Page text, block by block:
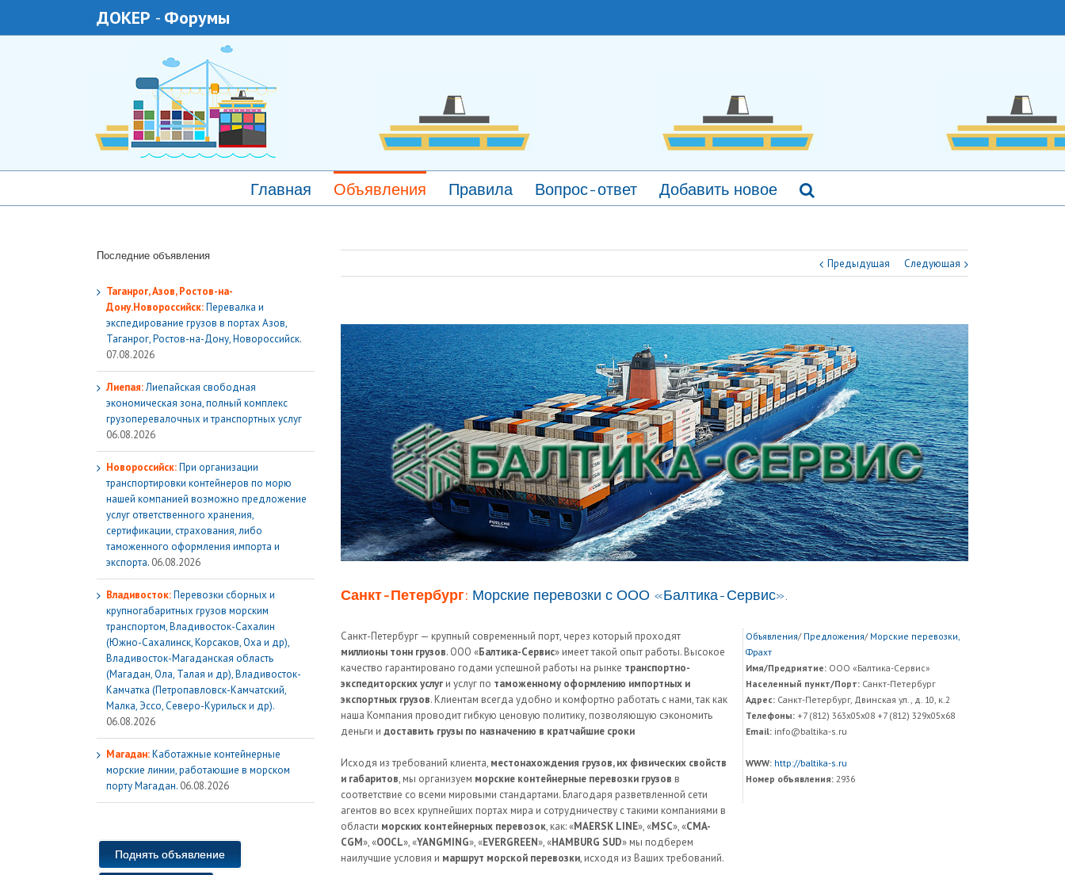
ДОКЕР - Форумы
Главная Объявления Правила Вопрос-ответ Добавить новое
Предыдущая Следующая
Санкт-Петербург: Морские перевозки с ООО «Балтика-Сервис».
Санкт-Петербург — крупный современный порт, через который проходят
миллионы тонн грузов. ООО «Балтика-Сервис» имеет такой опыт работы. Высокое
качество гарантировано годами успешной работы на рынке транспортно-
экспедиторских услуг и услуг по таможенному оформлению импортных и
экспортных грузов. Клиентам всегда удобно и комфортно работать с нами, так как
наша Компания проводит гибкую ценовую политику, позволяющую сэкономить
деньги и доставить грузы по назначению в кратчайшие сроки
Исходя из требований клиента, местонахождения грузов, их физических свойств
и габаритов, мы организуем морские контейнерные перевозки грузов в
соответствие со всеми мировыми стандартами. Благодаря разветвленной сети
агентов во всех крупнейших портах мира и сотрудничеству с такими компаниями в
области морских контейнерных перевозок, как: «MAERSK LINE», «MSC», «CMA-
CGM», «OOCL», «YANGMING», «EVERGREEN», «HAMBURG SUD» мы подберем
наилучшие условия и маршрут морской перевозки, исходя из Ваших требований.
Объявления/ Предложения/ Морские перевозки,
Фрахт
Имя/Предриятие: ООО «Балтика-Сервис»
Населенный пункт/Порт: Санкт-Петербург
Адрес: Санкт-Петербург, Двинская ул., д. 10, к.2
Телефоны: +7 (812) 363x05x08 +7 (812) 329x05x68
Email: info@baltika-s.ru
WWW: http://baltika-s.ru
Номер объявления: 2936
Последние объявления
Таганрог, Азов, Ростов-на-
Дону.Новороссийск:Перевалка и
экспедирование грузов в портах Азов,
Таганрог, Ростов-на-Дону, Новороссийск.
07.08.2026
Лиепая:Лиепайская свободная
экономическая зона, полный комплекс
грузoперевалочных и транспортных услуг
06.08.2026
Новороссийск:При организации
транспортировки контейнеров по морю
нашей компанией возможно предложение
услуг ответственного хранения,
сертификации, страхования, либо
таможенного оформления импорта и
экспорта. 06.08.2026
Владивосток:Перевозки сборных и
крупногабаритных грузов морским
транспортом, Владивосток-Сахалин
(Южно-Сахалинск, Корсаков, Оха и др),
Владивосток-Магаданская область
(Магадан, Ола, Талая и др), Владивосток-
Камчатка (Петропавловск-Камчатский,
Малка, Эссо, Северо-Курильск и др).
06.08.2026
Магадан:Каботажные контейнерные
морские линии, работающие в морском
порту Магадан. 06.08.2026
Поднять объявление